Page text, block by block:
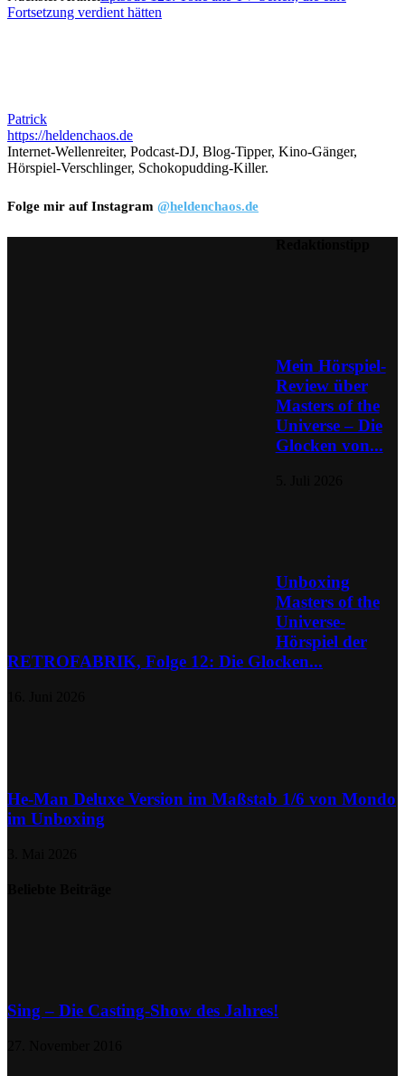
Fortsetzung verdient hätten
Patrick
https://heldenchaos.de
Internet-Wellenreiter, Podcast-DJ, Blog-Tipper, Kino-Gänger,
Hörspiel-Verschlinger, Schokopudding-Killer.
Folge mir auf Instagram @heldenchaos.de
Mein Hörspiel-
Review über
Masters of the
Universe – Die
Glocken von...
Unboxing
Masters of the
Universe-
Hörspiel der
RETROFABRIK, Folge 12: Die Glocken...
He-Man Deluxe Version im Maßstab 1/6 von Mondo
im Unboxing
Sing – Die Casting-Show des Jahres!